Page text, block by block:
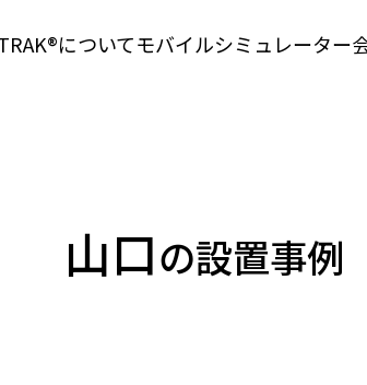
についてモバイルシミュレーター
山口の設置事例